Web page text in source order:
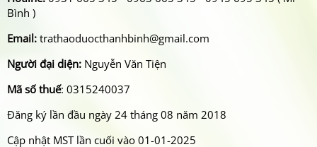
Bình )
Email: trathaoduocthanhbinh@gmail.com
Người đại diện: Nguyễn Văn Tiện
Mã số thuế: 0315240037
Đăng ký lần đầu ngày 24 tháng 08 năm 2018
Cập nhật MST lần cuối vào 01-01-2025